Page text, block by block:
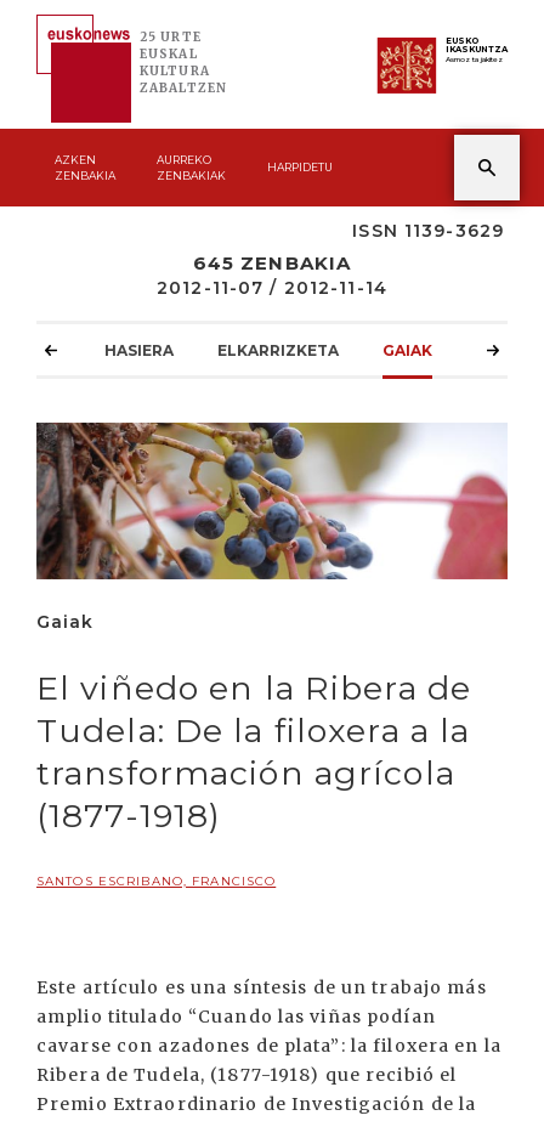
25 URTE
EUSKAL
KULTURA
ZABALTZEN
EUSKO
IKASKUNTZA
Asmoz ta jakitez
AZKEN
ZENBAKIA
AURREKO
ZENBAKIAK
HARPIDETU
ISSN 1139-3629
645 ZENBAKIA
2012-11-07 / 2012-11-14
HASIERA ELKARRIZKETA GAIAK
Gaiak
El viñedo en la Ribera de
Tudela: De la filoxera a la
transformación agrícola
(1877-1918)
SANTOS ESCRIBANO, FRANCISCO
Este artículo es una síntesis de un trabajo más
amplio titulado “Cuando las viñas podían
cavarse con azadones de plata”: la filoxera en la
Ribera de Tudela, (1877-1918) que recibió el
Premio Extraordinario de Investigación de la